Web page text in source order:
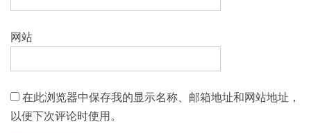
网站
在此浏览器中保存我的显示名称、邮箱地址和网站地址，
以便下次评论时使用。